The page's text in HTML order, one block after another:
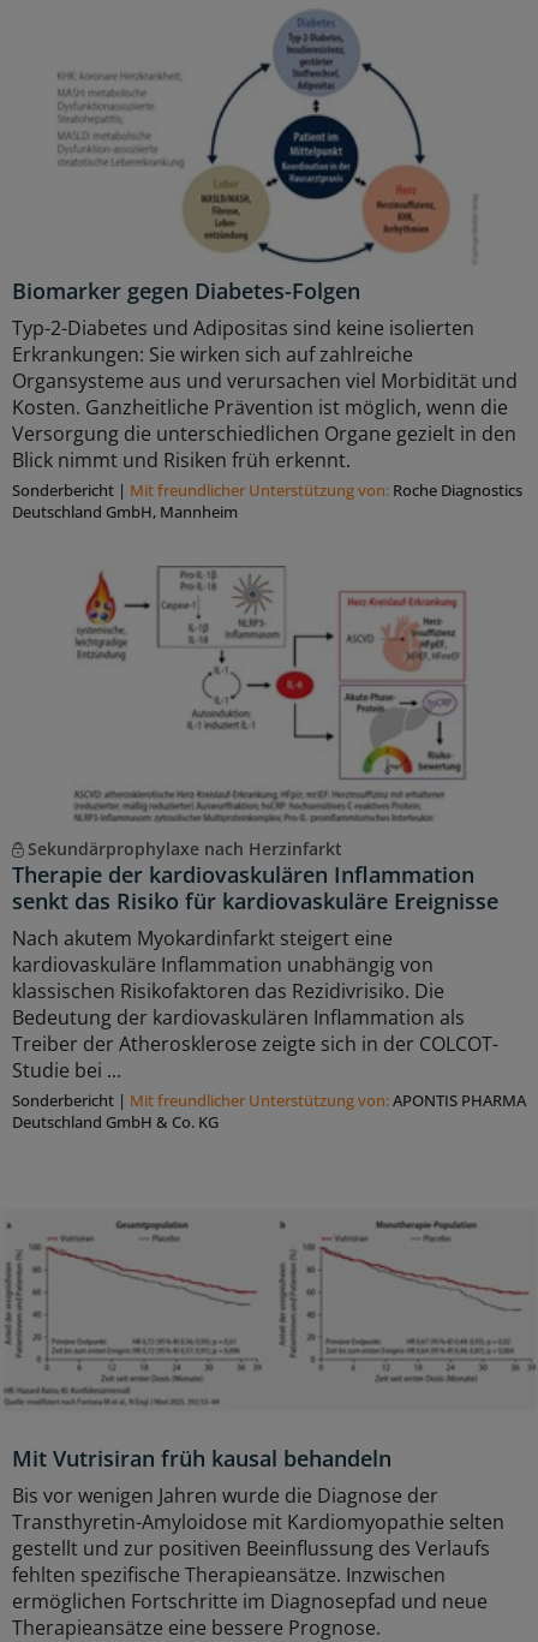
Biomarker gegen Diabetes-Folgen
Typ-2-Diabetes und Adipositas sind keine isolierten
Erkrankungen: Sie wirken sich auf zahlreiche
Organsysteme aus und verursachen viel Morbidität und
Kosten. Ganzheitliche Prävention ist möglich, wenn die
Versorgung die unterschiedlichen Organe gezielt in den
Blick nimmt und Risiken früh erkennt.
Sonderbericht | Mit freundlicher Unterstützung von: Roche Diagnostics
Deutschland GmbH, Mannheim
Sekundärprophylaxe nach Herzinfarkt
Therapie der kardiovaskulären Inflammation
senkt das Risiko für kardiovaskuläre Ereignisse
Nach akutem Myokardinfarkt steigert eine
kardiovaskuläre Inflammation unabhängig von
klassischen Risikofaktoren das Rezidivrisiko. Die
Bedeutung der kardiovaskulären Inflammation als
Treiber der Atherosklerose zeigte sich in der COLCOT-
Studie bei ...
Sonderbericht | Mit freundlicher Unterstützung von:APONTIS PHARMA
Deutschland GmbH & Co. KG
Mit Vutrisiran früh kausal behandeln
Bis vor wenigen Jahren wurde die Diagnose der
Transthyretin-Amyloidose mit Kardiomyopathie selten
gestellt und zur positiven Beeinflussung des Verlaufs
fehlten spezifische Therapieansätze. Inzwischen
ermöglichen Fortschritte im Diagnosepfad und neue
Therapieansätze eine bessere Prognose.